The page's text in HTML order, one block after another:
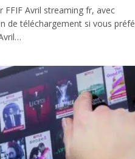
FFIF Avril streaming fr, avec
de téléchargement si vous